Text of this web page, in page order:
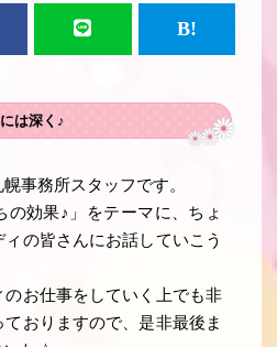
は深く♪
事務所スタッフです。
の効果♪」をテーマに、ちょ
の皆さんにお話していこう
のお仕事をしていく上でも非
おりますので、是非最後ま